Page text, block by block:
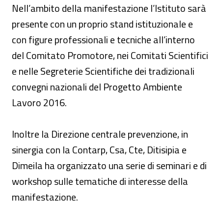
Nell’ambito della manifestazione l’Istituto sarà
presente con un proprio stand istituzionale e
con figure professionali e tecniche all’interno
del Comitato Promotore, nei Comitati Scientifici
e nelle Segreterie Scientifiche dei tradizionali
convegni nazionali del Progetto Ambiente
Lavoro 2016.
Inoltre la Direzione centrale prevenzione, in
sinergia con la Contarp, Csa, Cte, Ditisipia e
Dimeila ha organizzato una serie di seminari e di
workshop sulle tematiche di interesse della
manifestazione.